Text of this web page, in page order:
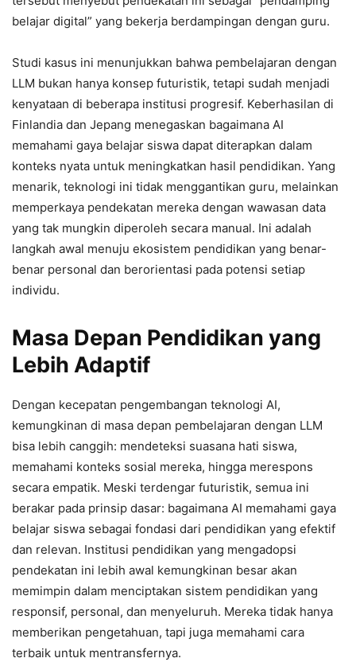
belajar digital” yang bekerja berdampingan dengan guru.
Studi kasus ini menunjukkan bahwa pembelajaran dengan
LLM bukan hanya konsep futuristik, tetapi sudah menjadi
kenyataan di beberapa institusi progresif. Keberhasilan di
Finlandia dan Jepang menegaskan bagaimana AI
memahami gaya belajar siswa dapat diterapkan dalam
konteks nyata untuk meningkatkan hasil pendidikan. Yang
menarik, teknologi ini tidak menggantikan guru, melainkan
memperkaya pendekatan mereka dengan wawasan data
yang tak mungkin diperoleh secara manual. Ini adalah
langkah awal menuju ekosistem pendidikan yang benar-
benar personal dan berorientasi pada potensi setiap
individu.
Masa Depan Pendidikan yang
Lebih Adaptif
Dengan kecepatan pengembangan teknologi AI,
kemungkinan di masa depan pembelajaran dengan LLM
bisa lebih canggih: mendeteksi suasana hati siswa,
memahami konteks sosial mereka, hingga merespons
secara empatik. Meski terdengar futuristik, semua ini
berakar pada prinsip dasar: bagaimana AI memahami gaya
belajar siswa sebagai fondasi dari pendidikan yang efektif
dan relevan. Institusi pendidikan yang mengadopsi
pendekatan ini lebih awal kemungkinan besar akan
memimpin dalam menciptakan sistem pendidikan yang
responsif, personal, dan menyeluruh. Mereka tidak hanya
memberikan pengetahuan, tapi juga memahami cara
terbaik untuk mentransfernya.